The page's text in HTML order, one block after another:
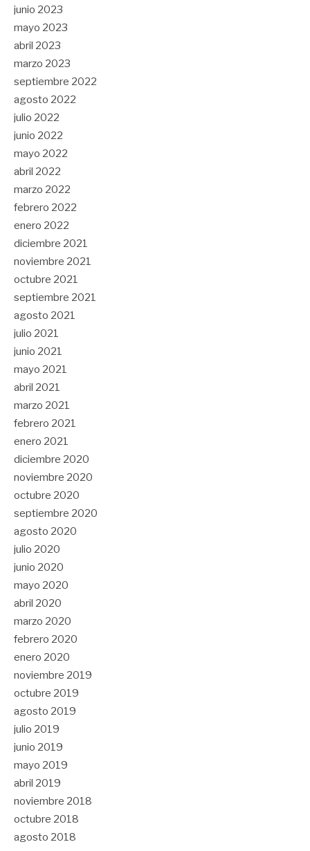
junio 2023
mayo 2023
abril 2023
marzo 2023
septiembre 2022
agosto 2022
julio 2022
junio 2022
mayo 2022
abril 2022
marzo 2022
febrero 2022
enero 2022
diciembre 2021
noviembre 2021
octubre 2021
septiembre 2021
agosto 2021
julio 2021
junio 2021
mayo 2021
abril 2021
marzo 2021
febrero 2021
enero 2021
diciembre 2020
noviembre 2020
octubre 2020
septiembre 2020
agosto 2020
julio 2020
junio 2020
mayo 2020
abril 2020
marzo 2020
febrero 2020
enero 2020
noviembre 2019
octubre 2019
agosto 2019
julio 2019
junio 2019
mayo 2019
abril 2019
noviembre 2018
octubre 2018
agosto 2018